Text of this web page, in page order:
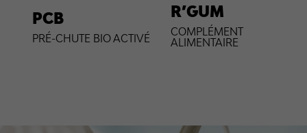
PCB
PRÉ-CHUTE BIO ACTIVÉ
R’GUM
COMPLÉMENT
ALIMENTAIRE